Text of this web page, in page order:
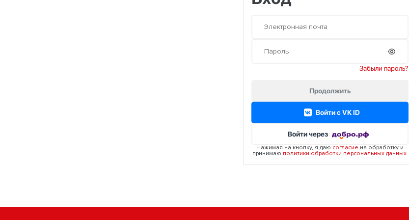
Забыли пароль?
Продолжить
Войти c VK ID
Войти через
Нажимая на кнопку, я даю согласие на обработку и
принимаю политики обработки персональных данных.